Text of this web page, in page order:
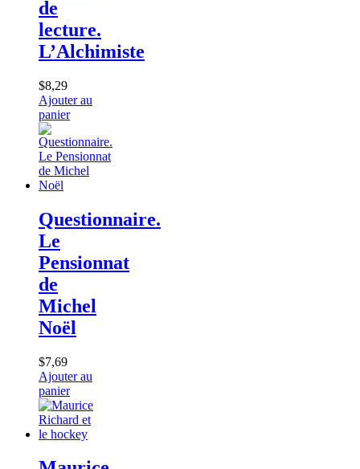
de
lecture.
L’Alchimiste
$8,29
Ajouter au
panier
Questionnaire.
Le
Pensionnat
de
Michel
Noël
$7,69
Ajouter au
panier